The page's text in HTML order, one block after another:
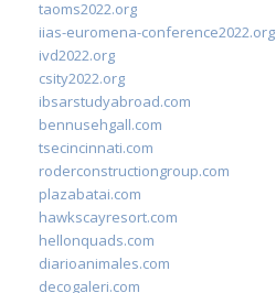
taoms2022.org
iias-euromena-conference2022.org
ivd2022.org
csity2022.org
ibsarstudyabroad.com
bennusehgall.com
tsecincinnati.com
roderconstructiongroup.com
plazabatai.com
hawkscayresort.com
hellonquads.com
diarioanimales.com
decogaleri.com